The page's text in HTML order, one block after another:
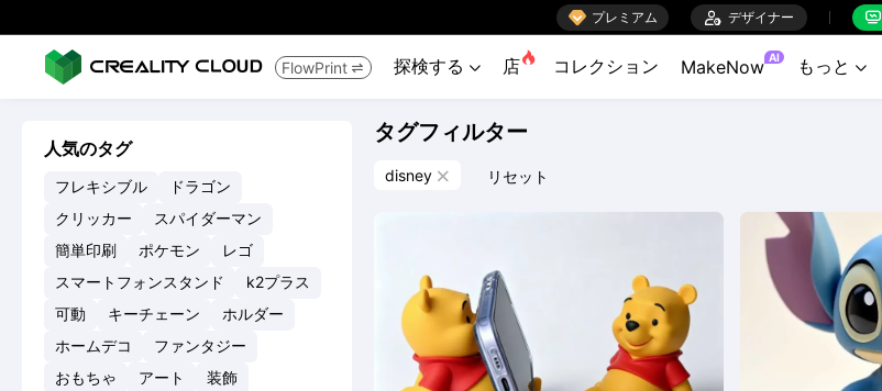
 プレミアム  デザイナー 
FlowPrint  探検する  店 コレクション MakeNow AI もっと 
人気のタグ
フレキシブル
ドラゴン
クリッカー
スパイダーマン
簡単印刷
ポケモン
レゴ
スマートフォンスタンド
k2プラス
可動
キーチェーン
ホルダー
ホームデコ
ファンタジー
おもちゃ
アート
装飾
タグフィルター
disney  リセット